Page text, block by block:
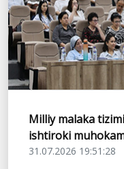
Milliy malaka
ishtiroki
31.07.2026 19:51:28